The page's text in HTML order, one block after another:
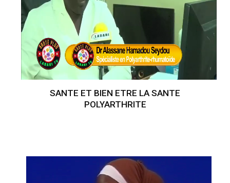
SANTE ET BIEN ETRE LA SANTE
POLYARTHRITE